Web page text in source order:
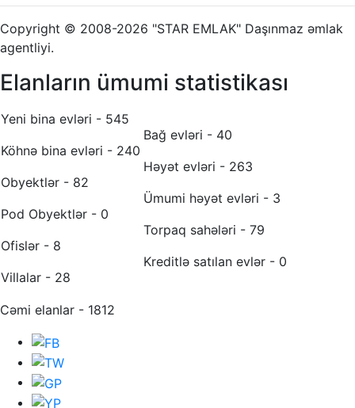
Copyright © 2008-2026 "STAR EMLAK" Daşınmaz əmlak
agentliyi.
Elanların ümumi statistikası
Yeni bina evləri - 545
Köhnə bina evləri - 240
Obyektlər - 82
Pod Obyektlər - 0
Ofislər - 8
Villalar - 28
Bağ evləri - 40
Həyət evləri - 263
Ümumi həyət evləri - 3
Torpaq sahələri - 79
Kreditlə satılan evlər - 0
Cəmi elanlar - 1812